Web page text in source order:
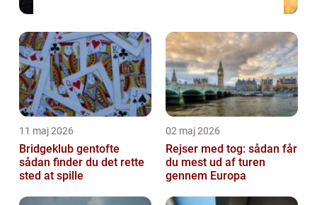
11 maj 2026
Bridgeklub gentofte
sådan finder du det rette
sted at spille
02 maj 2026
Rejser med tog: sådan får
du mest ud af turen
gennem Europa